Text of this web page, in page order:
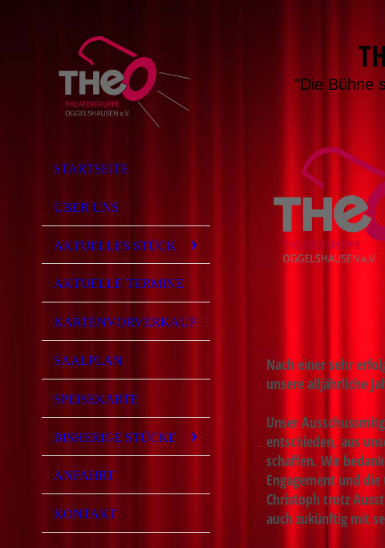
STARTSEITE
ÜBER UNS
AKTUELLES STÜCK
AKTUELLE TERMINE
KARTENVORVERKAUF
SAALPLAN
SPEISEKARTE
BISHERIGE STÜCKE
ANFAHRT
KONTAKT
"Die Bühne
Nach einer sehr
unsere alljährliche
Unser
entschieden, aus
schaffen. Wir
Engagement und
Christoph trotz
auch zukünftig mit